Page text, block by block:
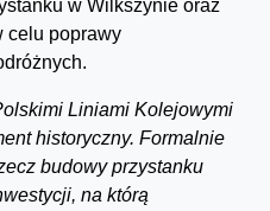
w Wilkszynie oraz
celu poprawy
Liniami Kolejowymi
historyczny. Formalnie
budowy przystanku
na którą